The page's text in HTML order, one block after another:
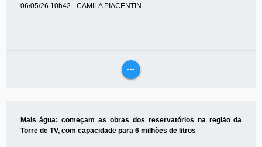
06/05/26 10h42 - CAMILA PIACENTIN
more_horiz
Mais água: começam as obras dos reservatórios na região da
Torre de TV, com capacidade para 6 milhões de litros